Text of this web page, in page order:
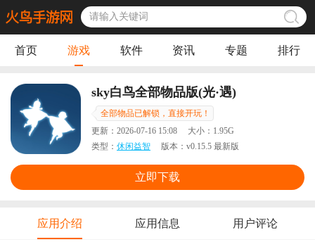
首页 游戏 软件 资讯 专题 排行
sky白鸟全部物品版(光·遇)
全部物品已解锁，直接开玩！
更新： 2026-07-16 15:08 大小： 1.95G
类型： 休闲益智 版本： v0.15.5 最新版
立即下载
应用介绍 应用信息 用户评论